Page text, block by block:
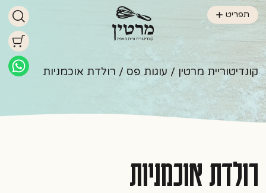
תפריט
קונדיטוריית מרטין / עוגות פס / רולדת אוכמניות
רולדת אוכמניות